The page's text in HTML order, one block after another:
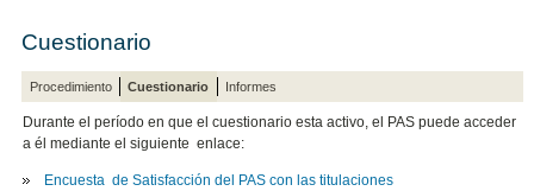
Cuestionario
Procedimiento Cuestionario Informes
Durante el período en que el cuestionario esta activo, el PAS puede acceder
a él mediante el siguiente enlace:
Encuesta de Satisfacción del PAS con las titulaciones